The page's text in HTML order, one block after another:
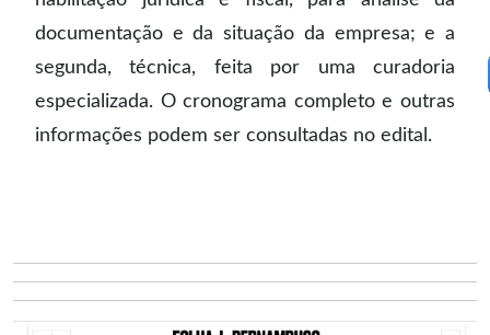
documentação e da situação da empresa; e a
segunda, técnica, feita por uma curadoria
especializada. O cronograma completo e outras
informações podem ser consultadas no edital.